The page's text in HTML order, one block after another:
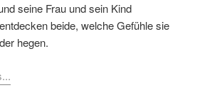
seine Frau und sein Kind
beide, welche Gefühle sie
hegen.